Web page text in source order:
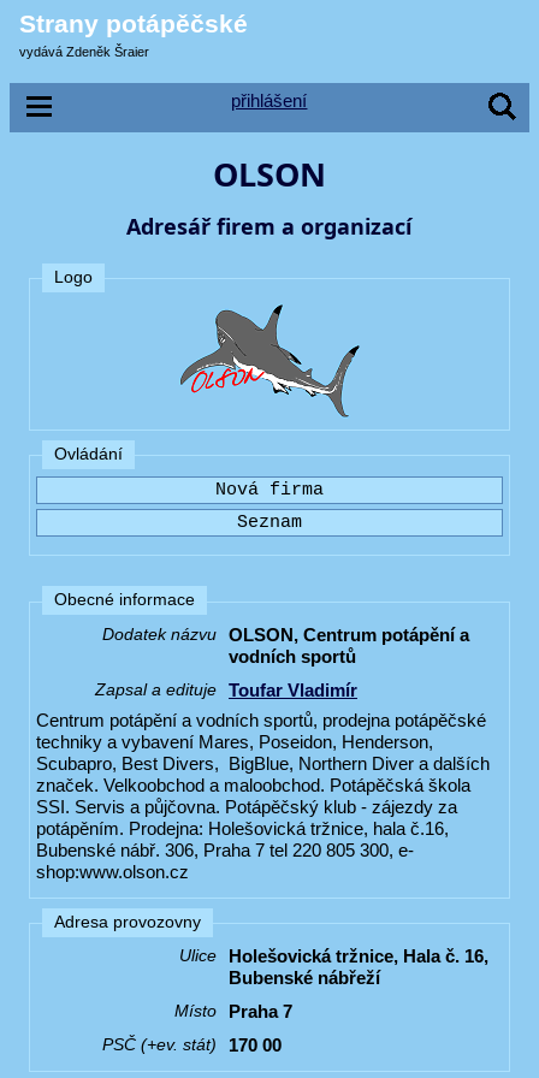
Strany potápěčské
vydává Zdeněk Šraier
přihlášení
OLSON
Adresář firem a organizací
Logo
Ovládání
Obecné informace
Dodatek názvu
OLSON, Centrum potápění a
vodních sportů
Zapsal a edituje
Toufar Vladimír
Centrum potápění a vodních sportů, prodejna potápěčské
techniky a vybavení Mares, Poseidon, Henderson,
Scubapro, Best Divers, BigBlue, Northern Diver a dalších
značek. Velkoobchod a maloobchod. Potápěčská škola
SSI. Servis a půjčovna. Potápěčský klub - zájezdy za
potápěním. Prodejna: Holešovická tržnice, hala č.16,
Bubenské nábř. 306, Praha 7 tel 220 805 300, e-
shop:www.olson.cz
Adresa provozovny
Ulice
Holešovická tržnice, Hala č. 16,
Bubenské nábřeží
Místo Praha 7
PSČ (+ev. stát) 170 00